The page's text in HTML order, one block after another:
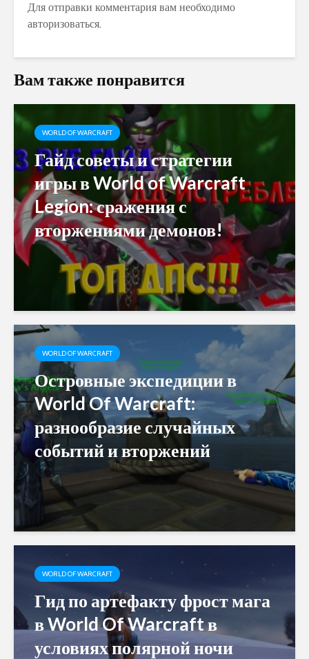
Для отправки комментария вам необходимо
авторизоваться.
Вам также понравится
WORLD OF WARCRAFT
Гайд советы и стратегии
игры в World of Warcraft
Legion: сражения с
вторжениями демонов!
WORLD OF WARCRAFT
Островные экспедиции в
World Of Warcraft:
разнообразие случайных
событий и вторжений
WORLD OF WARCRAFT
Гид по артефакту фрост мага
в World Of Warcraft в
условиях полярной ночи